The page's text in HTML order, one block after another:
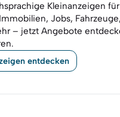
Kleinanzeigen
Jobs,
– jetzt Angebote
entdecken